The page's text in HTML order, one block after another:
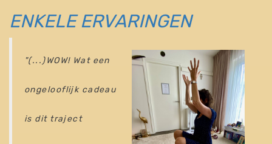
ENKELE ERVARINGEN
"(...)WOW! Wat een
ongelooflijk cadeau
is dit traject